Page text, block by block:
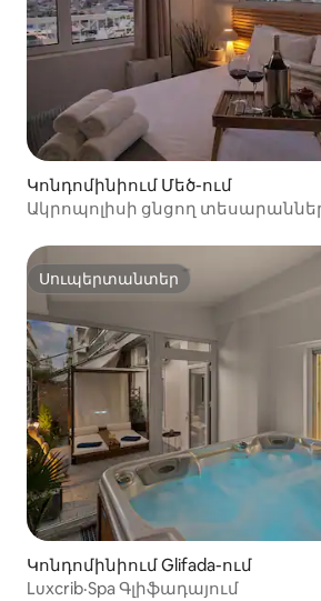
Կոնդոմինիում Մեծ-ում
Ակրոպոլիսի ցնցող
Սուպերտանտեր
Սուպերտանտեր
Կոնդոմինիում Glifada-ում
Luxcrib·Spa Գլիֆադայում